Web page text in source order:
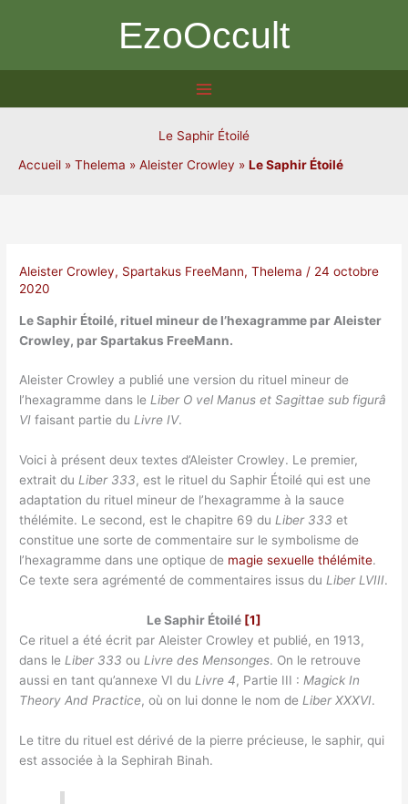
EzoOccult
Le Saphir Étoilé
Accueil » Thelema » Aleister Crowley » Le Saphir Étoilé
Aleister Crowley, Spartakus FreeMann,Thelema / 24 octobre
2020
Le Saphir Étoilé, rituel mineur de l’hexagramme par Aleister
Crowley, par Spartakus FreeMann.
Aleister Crowley a publié une version du rituel mineur de
l’hexagramme dans leLiber O vel Manus et Sagittae sub figurâ
VI faisant partie duLivre IV.
Voici à présent deux textes d’Aleister Crowley. Le premier,
extrait duLiber 333, est le rituel du Saphir Étoilé qui est une
adaptation du rituel mineur de l’hexagramme à la sauce
thélémite. Le second, est le chapitre 69 duLiber 333 et
constitue une sorte de commentaire sur le symbolisme de
l’hexagramme dans une optique de magie sexuelle thélémite.
Ce texte sera agrémenté de commentaires issus duLiber LVIII.
Le Saphir Étoilé [1]
Ce rituel a été écrit par Aleister Crowley et publié, en 1913,
dans le Liber 333 ou Livre des Mensonges. On le retrouve
aussi en tant qu’annexe VI du Livre 4, Partie III : Magick In
Theory And Practice, où on lui donne le nom de Liber XXXVI.
Le titre du rituel est dérivé de la pierre précieuse, le saphir, qui
est associée à la Sephirah Binah.